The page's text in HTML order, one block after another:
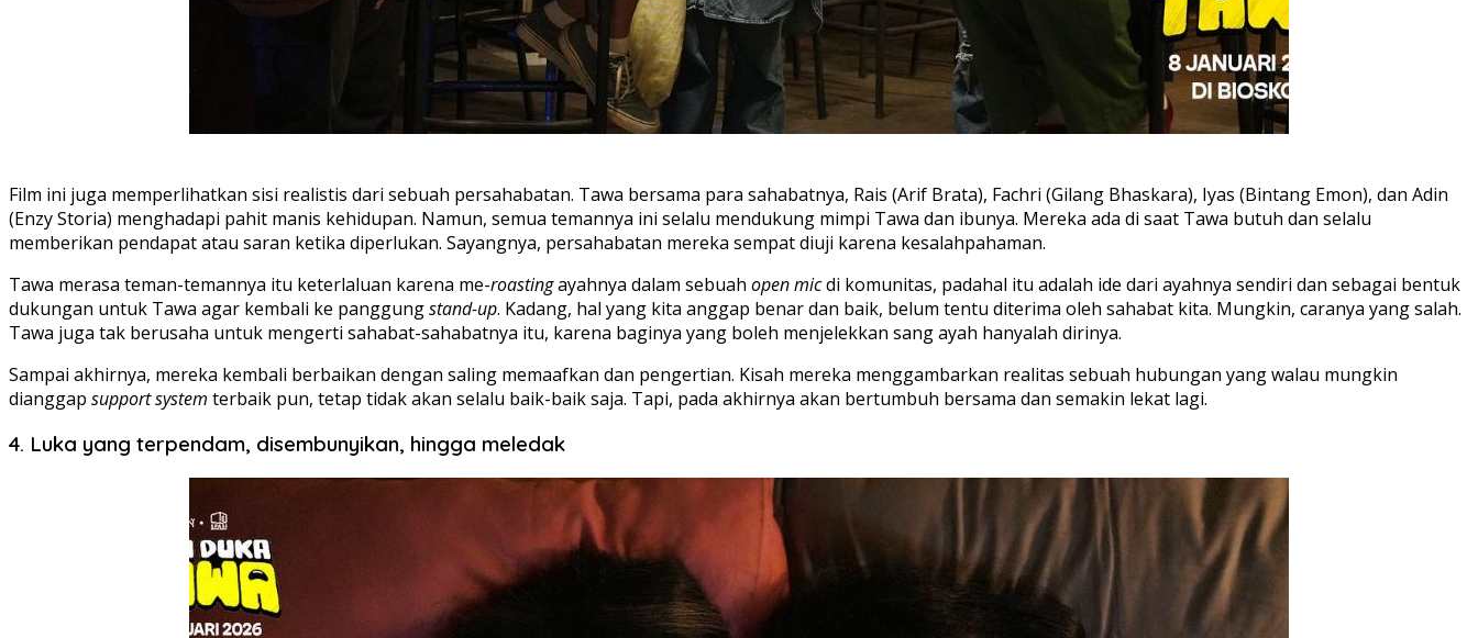
Film ini juga memperlihatkan sisi realistis dari sebuah persahabatan. Tawa bersama para sahabatnya, Rais (Arif Brata), Fachri (Gilang Bhaskara), Iyas (Bintang Emon), dan Adin
(Enzy Storia) menghadapi pahit manis kehidupan. Namun, semua temannya ini selalu mendukung mimpi Tawa dan ibunya. Mereka ada di saat Tawa butuh dan selalu
memberikan pendapat atau saran ketika diperlukan. Sayangnya, persahabatan mereka sempat diuji karena kesalahpahaman.
Tawa merasa teman-temannya itu keterlaluan karena me-roastingayahnya dalam sebuah open micdi komunitas, padahal itu adalah ide dari ayahnya sendiri dan sebagai bentuk
dukungan untuk Tawa agar kembali ke panggungstand-up. Kadang, hal yang kita anggap benar dan baik, belum tentu diterima oleh sahabat kita. Mungkin, caranya yang salah.
Tawa juga tak berusaha untuk mengerti sahabat-sahabatnya itu, karena baginya yang boleh menjelekkan sang ayah hanyalah dirinya.
Sampai akhirnya, mereka kembali berbaikan dengan saling memaafkan dan pengertian. Kisah mereka menggambarkan realitas sebuah hubungan yang walau mungkin
dianggap support system terbaik pun, tetap tidak akan selalu baik-baik saja. Tapi, pada akhirnya akan bertumbuh bersama dan semakin lekat lagi.
4. Luka yang terpendam, disembunyikan, hingga meledak